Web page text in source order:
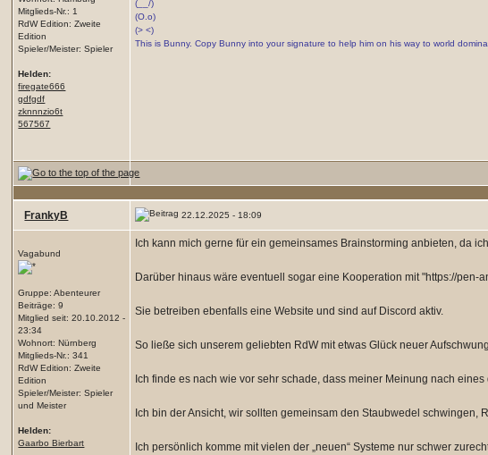
Mitglieds-Nr.: 1
RdW Edition: Zweite
Edition
Spieler/Meister: Spieler
Helden:
firegate666
gdfgdf
zknnnzio6t
567567
(__/)
(O.o)
(> <)
This is Bunny. Copy Bunny into your signature to help him on his way to world
FrankyB 22.12.2025 - 18:09
Vagabund
Gruppe: Abenteurer
Beiträge: 9
Mitglied seit: 20.10.2012 -
23:34
Wohnort: Nürnberg
Mitglieds-Nr.: 341
RdW Edition: Zweite
Edition
Spieler/Meister: Spieler
und Meister
Helden:
Gaarbo Bierbart
Ich kann mich gerne für ein gemeinsames Brainstorming anbieten, da
Darüber hinaus wäre eventuell sogar eine Kooperation mit "https://pen-
Sie betreiben ebenfalls eine Website und sind auf Discord aktiv.
So ließe sich unserem geliebten RdW mit etwas Glück neuer
Ich finde es nach wie vor sehr schade, dass meiner Meinung nach
Ich bin der Ansicht, wir sollten gemeinsam den Staubwedel
Ich persönlich komme mit vielen der „neuen“ Systeme nur schwer